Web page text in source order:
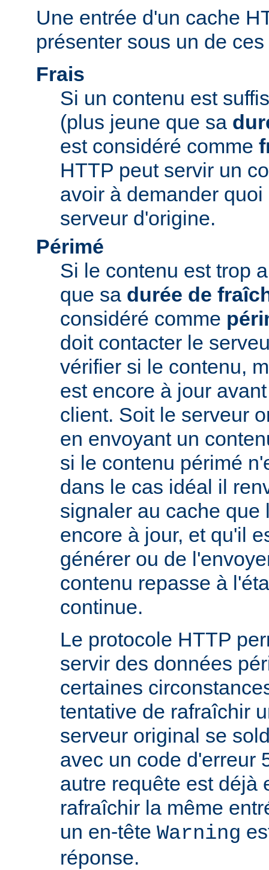
Une entrée d'un cache
présenter sous un de
Frais
Si un contenu est
(plus jeune que sa
est considéré comme
HTTP peut servir un
avoir à demander
serveur d'origine.
Périmé
Si le contenu est trop
que sa durée de
considéré comme
doit contacter le
vérifier si le contenu,
est encore à jour
client. Soit le serveur
en envoyant un
si le contenu périmé
dans le cas idéal il
signaler au cache que
encore à jour, et qu'il
générer ou de
contenu repasse à
continue.
Le protocole HTTP
servir des données
certaines
tentative de rafraîchir
serveur original se
avec un code d'erreur
autre requête est déjà
rafraîchir la même
un en-tête Warning
réponse.